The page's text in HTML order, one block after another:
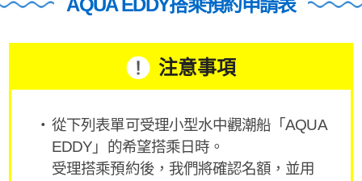
AQUA EDDY搭乘預約申請表
注意事項
從下列表單可受理小型水中觀潮船「AQUA
EDDY」的希望搭乘日時。
受理搭乘預約後，我們將確認名額，並用